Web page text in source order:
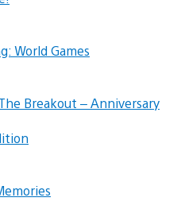
World Games
Breakout – Anniversary